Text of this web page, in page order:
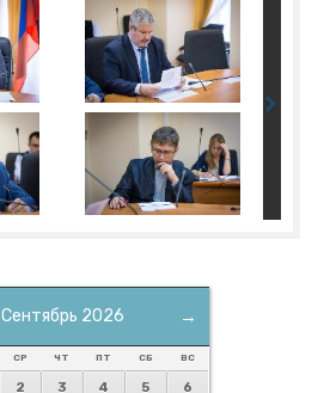
→
Сентябрь 2026
СР ЧТ ПТ СБ ВС
2 3 4 5 6